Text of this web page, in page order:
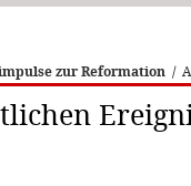
zur Reformation /